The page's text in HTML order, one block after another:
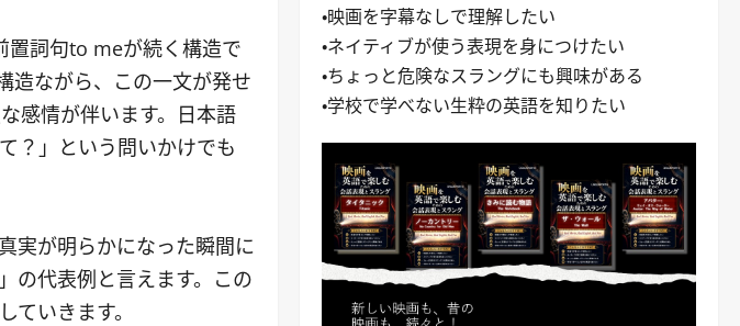
置詞句to meが続く構造で
造ながら、この一文が発せ
感情が伴います。日本語
？」という問いかけでも
実が明らかになった瞬間に
の代表例と言えます。この
いきます。
・映画を字幕なしで理解したい
・ネイティブが使う表現を身につけたい
・ちょっと危険なスラングにも興味がある
・学校で学べない生粋の英語を知りたい